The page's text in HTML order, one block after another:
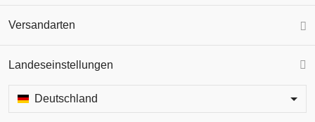
Versandarten
Landeseinstellungen
Deutschland